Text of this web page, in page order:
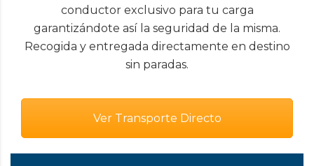
conductor exclusivo para tu carga
garantizándote así la seguridad de la misma.
Recogida y entregada directamente en destino
sin paradas.
Ver Transporte Directo